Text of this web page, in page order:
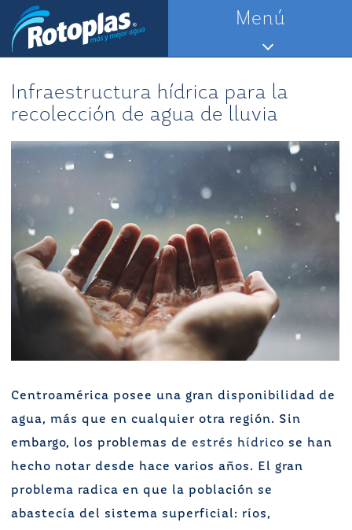
Saltar
contenido
Menú
Infraestructura hídrica para la
recolección de agua de lluvia
Centroamérica posee una gran disponibilidad de
agua, más que en cualquier otra región. Sin
embargo, los problemas de estrés hídrico se han
hecho notar desde hace varios años. El gran
problema radica en que la población se
abastecía del sistema superficial: ríos,